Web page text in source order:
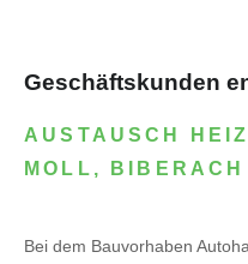
Geschäftskunden
AUSTAUSCH
MOLL, BIBERACH
Bei dem Bauvorhaben